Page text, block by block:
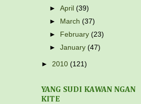
►April(39)
►
March(37)
►
February(23)
►January(47)
► 2010 (121)
YANG SUDI KAWAN NGAN
KITE